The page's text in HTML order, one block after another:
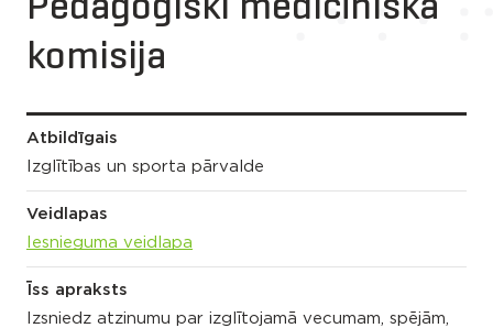
komisija
Atbildīgais
Izglītības un sporta pārvalde
Veidlapas
Iesnieguma veidlapa
Īss apraksts
Izsniedz atzinumu par izglītojamā vecumam, spējām,